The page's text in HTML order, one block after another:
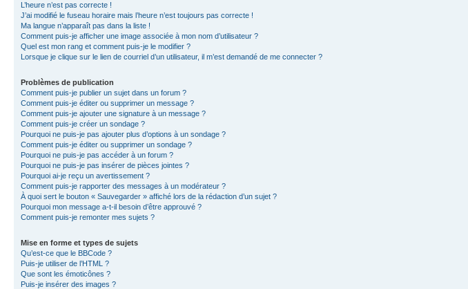
L’heure n’est pas correcte !
J’ai modifié le fuseau horaire mais l’heure n’est toujours pas correcte !
Ma langue n’apparaît pas dans la liste !
Comment puis-je afficher une image associée à mon nom d’utilisateur ?
Quel est mon rang et comment puis-je le modifier ?
Lorsque je clique sur le lien de courriel d’un utilisateur, il m’est demandé de me connecter ?
Problèmes de publication
Comment puis-je publier un sujet dans un forum ?
Comment puis-je éditer ou supprimer un message ?
Comment puis-je ajouter une signature à un message ?
Comment puis-je créer un sondage ?
Pourquoi ne puis-je pas ajouter plus d’options à un sondage ?
Comment puis-je éditer ou supprimer un sondage ?
Pourquoi ne puis-je pas accéder à un forum ?
Pourquoi ne puis-je pas insérer de pièces jointes ?
Pourquoi ai-je reçu un avertissement ?
Comment puis-je rapporter des messages à un modérateur ?
À quoi sert le bouton « Sauvegarder » affiché lors de la rédaction d’un sujet ?
Pourquoi mon message a-t-il besoin d’être approuvé ?
Comment puis-je remonter mes sujets ?
Mise en forme et types de sujets
Qu’est-ce que le BBCode ?
Puis-je utiliser de l’HTML ?
Que sont les émoticônes ?
Puis-je insérer des images ?